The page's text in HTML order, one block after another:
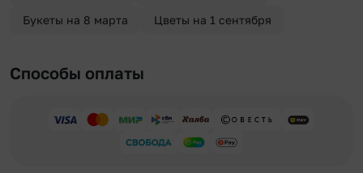
Букеты на 8 марта Цветы на 1 сентября
Способы оплаты